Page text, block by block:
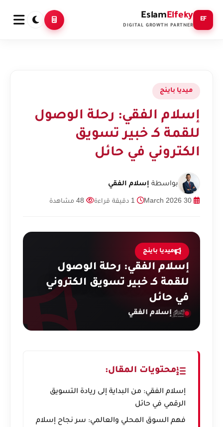
EF
EslamElfeky
DIGITAL GROWTH PARTNER
ميديا باينج
إسلام الفقي: رحلة الوصول
للقمة كـ خبير تسويق
الكتروني في حائل
بواسطة إسلام الفقي
ميديا باينج
إسلام الفقي: رحلة الوصول
للقمة كـ خبير تسويق الكتروني
في حائل
إسلام الفقي
محتويات المقال:
إسلام الفقي: من البداية إلى ريادة التسويق
الرقمي في حائل
فهم السوق المحلي والعالمي: سر نجاح إسلام